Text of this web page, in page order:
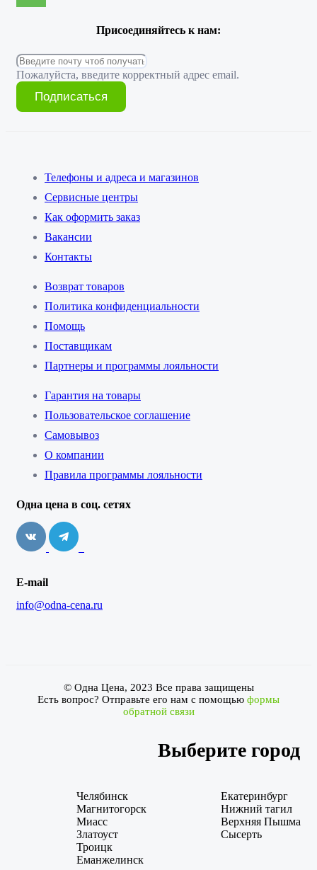
Присоединяйтесь к нам:
Пожалуйста, введите корректный адрес email.
Подписаться
Телефоны и адреса и магазинов
Сервисные центры
Как оформить заказ
Вакансии
Контакты
Возврат товаров
Политика конфиденциальности
Помощь
Поставщикам
Партнеры и программы лояльности
Гарантия на товары
Пользовательское соглашение
Самовывоз
О компании
Правила программы лояльности
Одна цена в соц. сетях
E-mail
info@odna-cena.ru
© Одна Цена, 2023 Все права защищены
Есть вопрос? Отправьте его нам с помощью формы
обратной связи
Выберите город
Челябинск
Магнитогорск
Миасс
Златоуст
Троицк
Еманжелинск
Екатеринбург
Нижний тагил
Верхняя Пышма
Сысерть